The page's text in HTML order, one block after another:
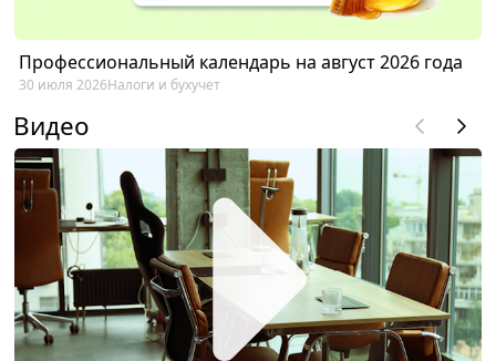
Профессиональный календарь на август 2026 года
30 июля 2026Налоги и бухучет
Видео